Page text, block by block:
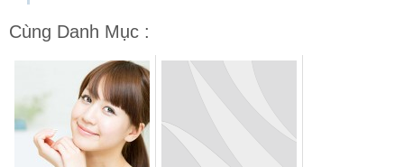
Cùng Danh Mục :